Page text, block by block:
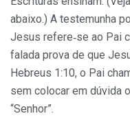
abaixo.) A testemunha
Jesus refere‑se ao Pai
falada prova de que
Hebreus 1:10, o Pai
sem colocar em dúvida
“Senhor”.